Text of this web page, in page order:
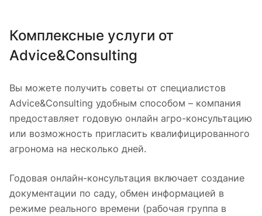
Комплексные услуги от
Advice&Consulting
Вы можете получить советы от специалистов
Advice&Consulting удобным способом – компания
предоставляет годовую онлайн агро-консультацию
или возможность пригласить квалифицированного
агронома на несколько дней.
Годовая онлайн-консультация включает создание
документации по саду, обмен информацией в
режиме реального времени (рабочая группа в